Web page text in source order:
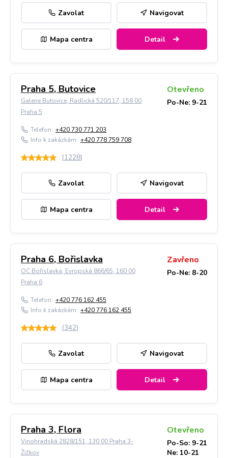
Zavolat Navigovat
Mapa centra Detail
Praha 5, Butovice
Galerie Butovice, Radlická 520/117, 158 00
Praha 5
Otevřeno
Po-Ne: 9-21
Telefon: +420 730 771 203
Info k zakázkám: +420 778 759 708
(1228)
Zavolat Navigovat
Mapa centra Detail
Praha 6, Bořislavka
OC Bořislavka, Evropská 866/65, 160 00
Praha 6
Zavřeno
Po-Ne: 8-20
Telefon: +420 776 162 455
Info k zakázkám: +420 776 162 455
(342)
Zavolat Navigovat
Mapa centra Detail
Praha 3, Flora
Vinohradská 2828/151, 130 00 Praha 3-
Žižkov
Otevřeno
Po-So: 9-21
Ne: 10-21